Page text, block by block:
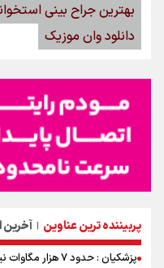
پربیننده ترین عناوین | آخرین
پزشکیان : حدود ۷ هزار مگاوات نیروگاه پنل خورشیدی وارد مدار شده است
بهترین جراح بینی
دانلود وان موزیک